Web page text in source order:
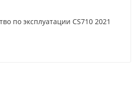
по эксплуатации CS710 2021